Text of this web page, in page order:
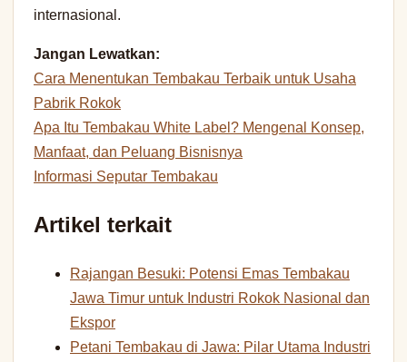
internasional.
Jangan Lewatkan:
Cara Menentukan Tembakau Terbaik untuk Usaha
Pabrik Rokok
Apa Itu Tembakau White Label? Mengenal Konsep,
Manfaat, dan Peluang Bisnisnya
Informasi Seputar Tembakau
Artikel terkait
Rajangan Besuki: Potensi Emas Tembakau
Jawa Timur untuk Industri Rokok Nasional dan
Ekspor
Petani Tembakau di Jawa: Pilar Utama Industri